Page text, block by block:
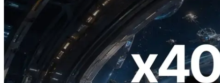
2026.07.04